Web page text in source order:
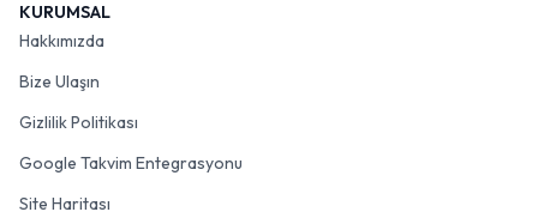
KURUMSAL
Hakkımızda
Bize Ulaşın
Gizlilik Politikası
Google Takvim Entegrasyonu
Site Haritası